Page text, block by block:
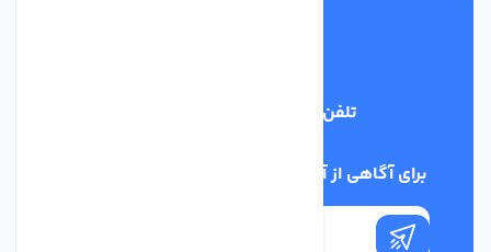
تلفن پشتیبانی
برای آگاهی از آخرین اخبار در خبرنامه ما عضو شوید